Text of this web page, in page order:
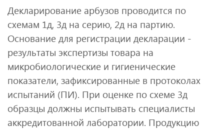
Декларирование арбузов проводится по
схемам 1д, 3д на серию, 2д на партию.
Основание для регистрации декларации -
результаты экспертизы товара на
микробиологические и гигиенические
показатели, зафиксированные в протоколах
испытаний (ПИ). При оценке по схеме 3д
образцы должны испытывать специалисты
аккредитованной лаборатории. Продукцию